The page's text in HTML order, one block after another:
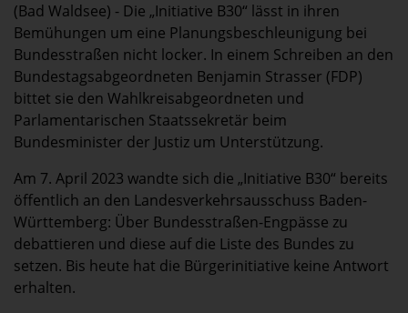
(Bad Waldsee) - Die „Initiative B30“ lässt in ihren
Bemühungen um eine Planungsbeschleunigung bei
Bundesstraßen nicht locker. In einem Schreiben an den
Bundestagsabgeordneten Benjamin Strasser (FDP)
bittet sie den Wahlkreisabgeordneten und
Parlamentarischen Staatssekretär beim
Bundesminister der Justiz um Unterstützung.
Am 7. April 2023 wandte sich die „Initiative B30“ bereits
öffentlich an den Landesverkehrsausschuss Baden-
Württemberg: Über Bundesstraßen-Engpässe zu
debattieren und diese auf die Liste des Bundes zu
setzen. Bis heute hat die Bürgerinitiative keine Antwort
erhalten.